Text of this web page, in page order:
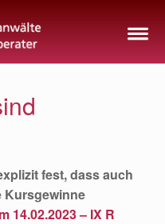
fest, dass auch
Kursgewinne
14.02.2023 – IX R